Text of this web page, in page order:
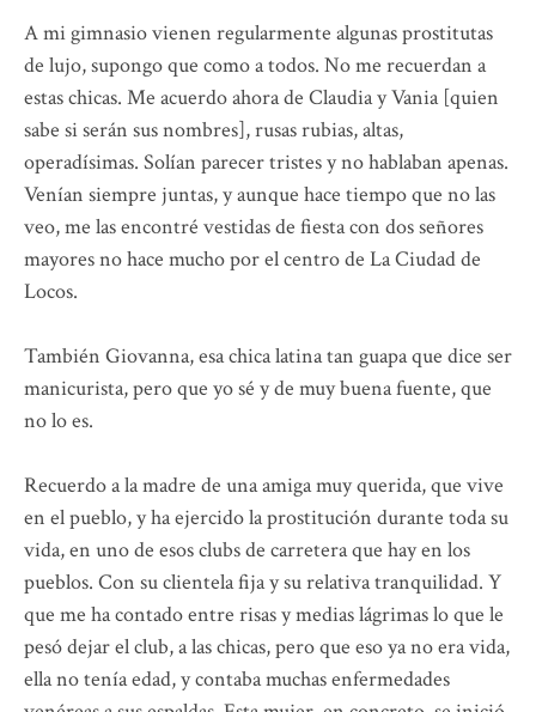
A mi gimnasio vienen regularmente algunas prostitutas
de lujo, supongo que como a todos. No me recuerdan a
estas chicas. Me acuerdo ahora de Claudia y Vania [quien
sabe si serán sus nombres], rusas rubias, altas,
operadísimas. Solían parecer tristes y no hablaban apenas.
Venían siempre juntas, y aunque hace tiempo que no las
veo, me las encontré vestidas de fiesta con dos señores
mayores no hace mucho por el centro de La Ciudad de
Locos.
También Giovanna, esa chica latina tan guapa que dice ser
manicurista, pero que yo sé y de muy buena fuente, que
no lo es.
Recuerdo a la madre de una amiga muy querida, que vive
en el pueblo, y ha ejercido la prostitución durante toda su
vida, en uno de esos clubs de carretera que hay en los
pueblos. Con su clientela fija y su relativa tranquilidad. Y
que me ha contado entre risas y medias lágrimas lo que le
pesó dejar el club, a las chicas, pero que eso ya no era vida,
ella no tenía edad, y contaba muchas enfermedades